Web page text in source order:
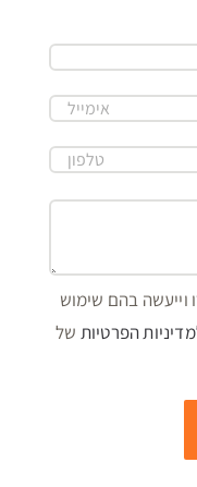
וייעשה בהם שימוש
הפרטיות של